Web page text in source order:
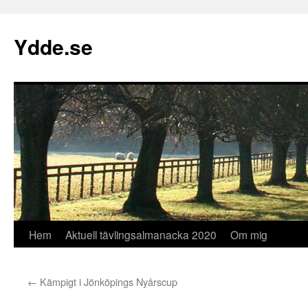
innehåll
Ydde.se
Hem Aktuell tävlingsalmanacka 2020 Om mig
← Kämpigt i Jönköpings Nyårscup